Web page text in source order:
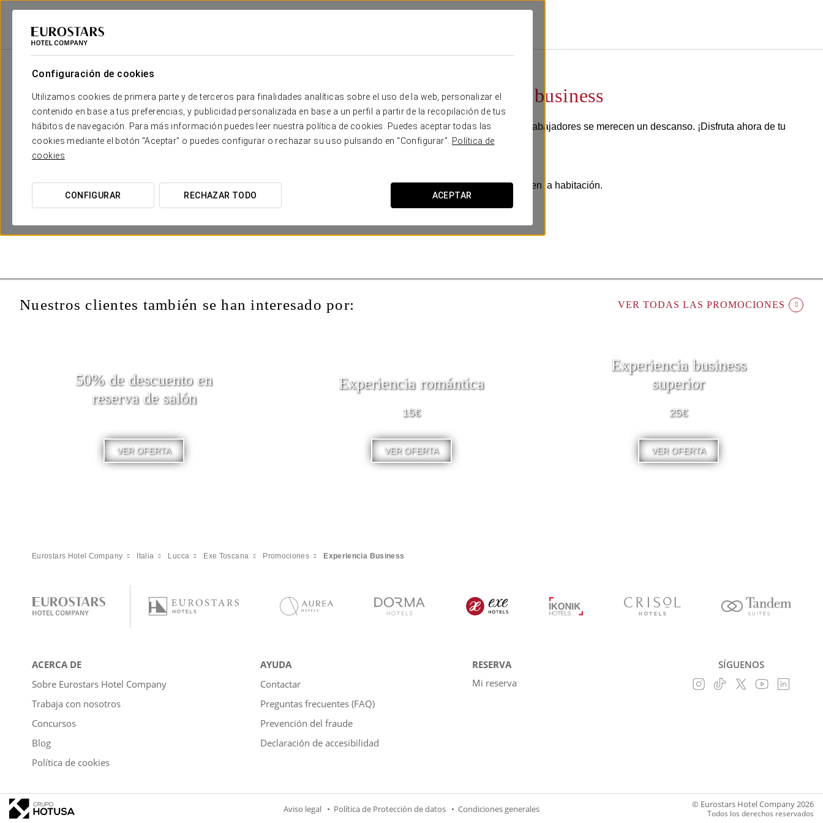
Configuración de cookies
Utilizamos cookies de primera parte y de terceros para finalidades analíticas sobre el uso de la web, personalizar el
contenido en base a tus preferencias, y publicidad personalizada en base a un perfil a partir de la recopilación de tus
hábitos de navegación. Para más información puedes leer nuestra política de cookies. Puedes aceptar todas las
cookies mediante el botón “Aceptar” o puedes configurar o rechazar su uso pulsando en “Configurar”.
Política de
cookies
CONFIGURAR RECHAZAR TODO ACEPTAR
Eurostars Hotel Company
Experiencia business
Porque hasta los más trabajadores se merecen un descanso. ¡Disfruta ahora de tu
Business Experience!
-Bebida de bienvenida en la habitación.
-Tratamiento VIP.
Nuestros clientes también se han interesado por: VER TODAS LAS PROMOCIONES
50% de descuento en
reserva de salón
VER OFERTA
Experiencia romántica
15€
VER OFERTA
Experiencia business
superior
25€
VER OFERTA
Eurostars Hotel Company Italia Lucca Exe Toscana Promociones Experiencia Business
ACERCA DE
Sobre Eurostars Hotel Company
Trabaja con nosotros
Concursos
Blog
Política de cookies
AYUDA
Contactar
Preguntas frecuentes (FAQ)
Prevención del fraude
Declaración de accesibilidad
RESERVA
Mi reserva
SÍGUENOS
Aviso legal Política de Protección de datos Condiciones generales © Eurostars Hotel Company 2026
Todos los derechos reservados